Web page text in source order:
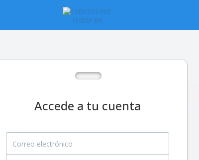
Accede a tu cuenta
Correo electrónico